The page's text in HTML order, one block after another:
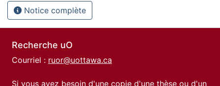
Notice complète
Recherche uO
Courriel : ruor@uottawa.ca
Si vous avez besoin d'une copie d'une thèse ou d'un